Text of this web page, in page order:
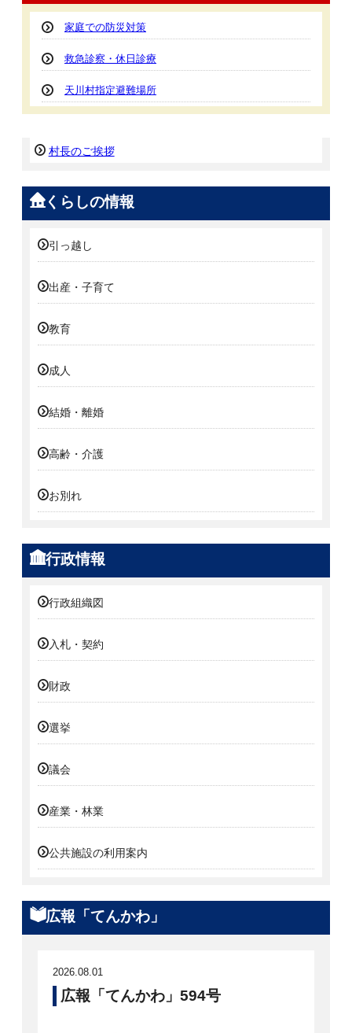
家庭での防災対策
救急診察・休日診療
天川村指定避難場所
村長のご挨拶
くらしの情報
引っ越し
出産・子育て
教育
成人
結婚・離婚
高齢・介護
お別れ
行政情報
行政組織図
入札・契約
財政
選挙
議会
産業・林業
公共施設の利用案内
広報「てんかわ」
2026.08.01
広報「てんかわ」594号